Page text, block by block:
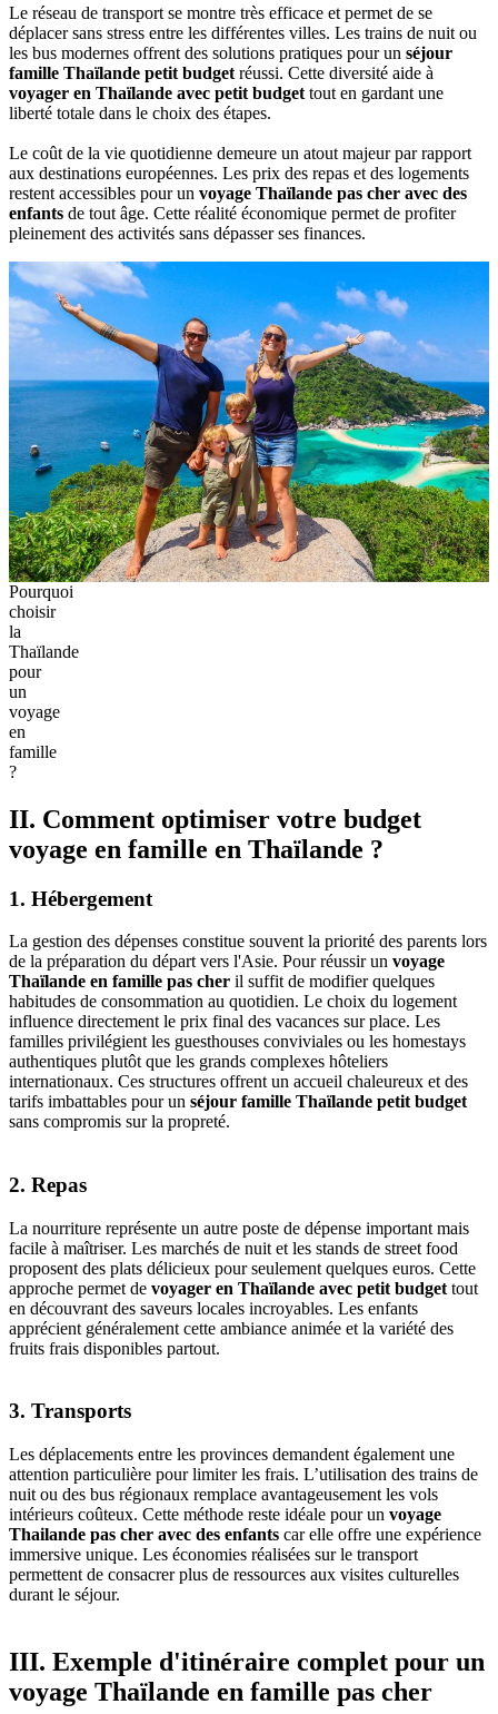
Le réseau de transport se montre très efficace et permet de se
déplacer sans stress entre les différentes villes. Les trains de nuit ou
les bus modernes offrent des solutions pratiques pour un séjour
famille Thaïlande petit budget réussi. Cette diversité aide à
voyager en Thaïlande avec petit budget tout en gardant une
liberté totale dans le choix des étapes.
Le coût de la vie quotidienne demeure un atout majeur par rapport
aux destinations européennes. Les prix des repas et des logements
restent accessibles pour un voyage Thaïlande pas cher avec des
enfants de tout âge. Cette réalité économique permet de profiter
pleinement des activités sans dépasser ses finances.
Pourquoi
choisir
la
Thaïlande
pour
un
voyage
en
famille
?
II. Comment optimiser votre budget
voyage en famille en Thaïlande ?
1. Hébergement
La gestion des dépenses constitue souvent la priorité des parents lors
de la préparation du départ vers l'Asie. Pour réussir un voyage
Thaïlande en famille pas cher il suffit de modifier quelques
habitudes de consommation au quotidien. Le choix du logement
influence directement le prix final des vacances sur place. Les
familles privilégient les guesthouses conviviales ou les homestays
authentiques plutôt que les grands complexes hôteliers
internationaux. Ces structures offrent un accueil chaleureux et des
tarifs imbattables pour un séjour famille Thaïlande petit budget
sans compromis sur la propreté.
2. Repas
La nourriture représente un autre poste de dépense important mais
facile à maîtriser. Les marchés de nuit et les stands de street food
proposent des plats délicieux pour seulement quelques euros. Cette
approche permet de voyager en Thaïlande avec petit budget tout
en découvrant des saveurs locales incroyables. Les enfants
apprécient généralement cette ambiance animée et la variété des
fruits frais disponibles partout.
3. Transports
Les déplacements entre les provinces demandent également une
attention particulière pour limiter les frais. L’utilisation des trains de
nuit ou des bus régionaux remplace avantageusement les vols
intérieurs coûteux. Cette méthode reste idéale pour un voyage
Thailande pas cher avec des enfants car elle offre une expérience
immersive unique. Les économies réalisées sur le transport
permettent de consacrer plus de ressources aux visites culturelles
durant le séjour.
III. Exemple d'itinéraire complet pour un
voyage Thaïlande en famille pas cher